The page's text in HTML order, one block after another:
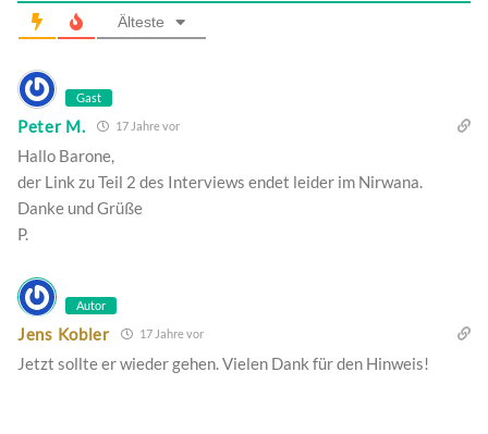
Älteste
Gast
Peter M. 17 Jahre vor
Hallo Barone,
der Link zu Teil 2 des Interviews endet leider im Nirwana.
Danke und Grüße
P.
Autor
Jens Kobler 17 Jahre vor
Jetzt sollte er wieder gehen. Vielen Dank für den Hinweis!